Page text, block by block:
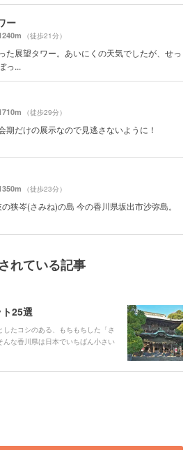
ー
（徒歩21分）
た展望タワー。あいにくの天気でしたが、せっ
っ...
（徒歩29分）
期だけの展示なので見逃さないように！
（徒歩23分）
狭岑(さみね)の島 今の香川県坂出市沙弥島。
れている記事
25選
たコシのある、もちもちした「さ
な香川県は日本でいちばん小さい